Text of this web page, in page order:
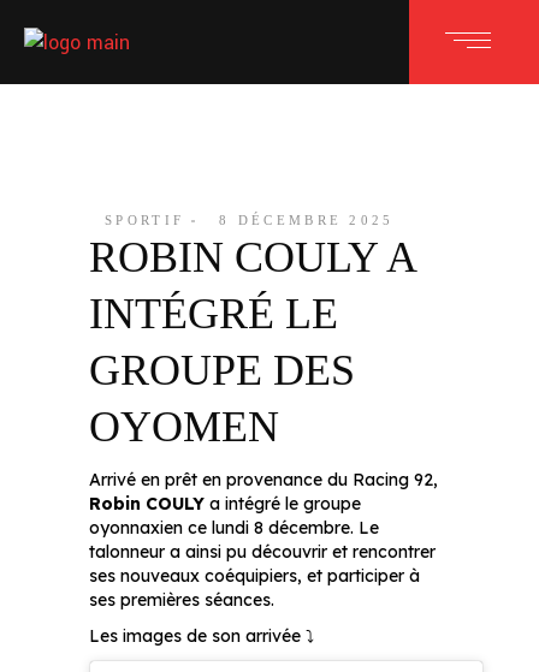
SPORTIF 8 DÉCEMBRE 2025
ROBIN COULY A
INTÉGRÉ LE
GROUPE DES
OYOMEN
Arrivé en prêt en provenance du Racing 92,
Robin COULY a intégré le groupe
oyonnaxien ce lundi 8 décembre. Le
talonneur a ainsi pu découvrir et rencontrer
ses nouveaux coéquipiers, et participer à
ses premières séances.
Les images de son arrivée ⤵